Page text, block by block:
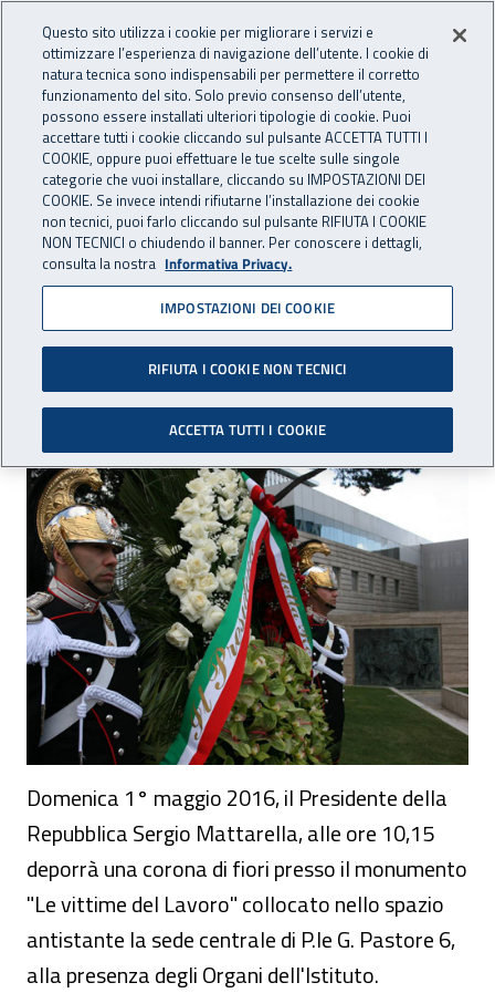
INAIL - Istituto Nazionale
Apri cerca
Navigazione principale
Navigazione - Ti trovi in:
Home Inail comunica Eventi
01 maggio 2016
Celebrazione 1° maggio
Celebrazione 1° maggio 2016
Domenica 1° maggio 2016, il Presidente della
Repubblica Sergio Mattarella, alle ore 10,15
deporrà una corona di fiori presso il monumento
"Le vittime del Lavoro" collocato nello spazio
antistante la sede centrale di P.le G. Pastore 6,
alla presenza degli Organi dell'Istituto.
Questo sito utilizza i cookie per migliorare i servizi e
ottimizzare l’esperienza di navigazione dell’utente. I cookie di
natura tecnica sono indispensabili per permettere il corretto
funzionamento del sito. Solo previo consenso dell’utente,
possono essere installati ulteriori tipologie di cookie. Puoi
accettare tutti i cookie cliccando sul pulsante ACCETTA TUTTI I
COOKIE, oppure puoi effettuare le tue scelte sulle singole
categorie che vuoi installare, cliccando su IMPOSTAZIONI DEI
COOKIE. Se invece intendi rifiutarne l’installazione dei cookie
non tecnici, puoi farlo cliccando sul pulsante RIFIUTA I COOKIE
NON TECNICI o chiudendo il banner. Per conoscere i dettagli,
consulta la nostra Informativa Privacy.
IMPOSTAZIONI DEI COOKIE
RIFIUTA I COOKIE NON TECNICI
ACCETTA TUTTI I COOKIE